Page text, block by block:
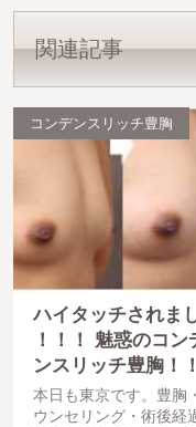
関連記事
コンデンスリッチ豊胸
ハイタッチされま
！！！ 魅惑のコン
ンスリッチ豊胸！
本日も東京です。豊胸
ウンセリング・術後経